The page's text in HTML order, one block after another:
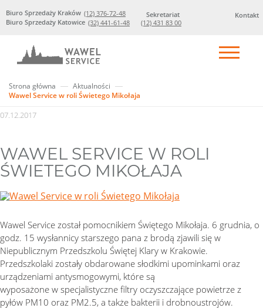
Kontakt
Biuro Sprzedaży Kraków (12) 376-72-48
Biuro Sprzedaży Katowice (32) 441-61-48
Sekretariat
(12) 431 83 00
Strona główna
Aktualności
Wawel Service w roli Świetego Mikołaja
07.12.2017
WAWEL SERVICE W ROLI
ŚWIETEGO MIKOŁAJA
Wawel Service został pomocnikiem Świętego Mikołaja. 6 grudnia, o
godz. 15 wysłannicy starszego pana z brodą zjawili się w
Niepublicznym Przedszkolu Świętej Klary w Krakowie.
Przedszkolaki zostały obdarowane słodkimi upominkami oraz
urządzeniami antysmogowymi, które są
wyposażone w specjalistyczne filtry oczyszczające powietrze z
pyłów PM10 oraz PM2.5, a także bakterii i drobnoustrojów.